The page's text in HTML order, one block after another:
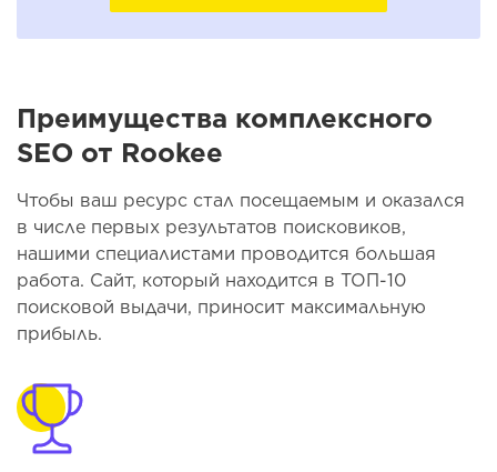
Преимущества комплексного
SEO от Rookee
Чтобы ваш ресурс стал посещаемым и оказался
в числе первых результатов поисковиков,
нашими специалистами проводится большая
работа. Сайт, который находится в ТОП-10
поисковой выдачи, приносит максимальную
прибыль.